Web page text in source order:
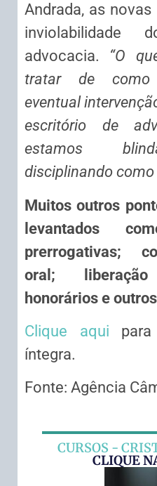
Andrada, as
inviolabilidade
advocacia. “O
tratar de como
eventual
escritório de
estamos
disciplinando como
Muitos outros
levantados
prerrogativas;
oral;
honorários e
Clique aqui
íntegra.
Fonte: Agência
CURSOS -
CLIQUE